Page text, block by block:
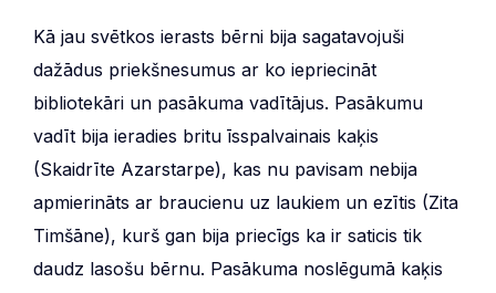
Kā jau svētkos ierasts bērni bija sagatavojuši
dažādus priekšnesumus ar ko iepriecināt
bibliotekāri un pasākuma vadītājus. Pasākumu
vadīt bija ieradies britu īsspalvainais kaķis
(Skaidrīte Azarstarpe), kas nu pavisam nebija
apmierināts ar braucienu uz laukiem un ezītis (Zita
Timšāne), kurš gan bija priecīgs ka ir saticis tik
daudz lasošu bērnu. Pasākuma noslēgumā kaķis